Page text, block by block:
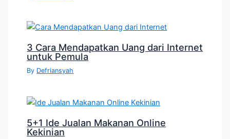
3 Cara Mendapatkan Uang dari Internet
untuk Pemula
By Defriansyah
5+1 Ide Jualan Makanan Online
Kekinian